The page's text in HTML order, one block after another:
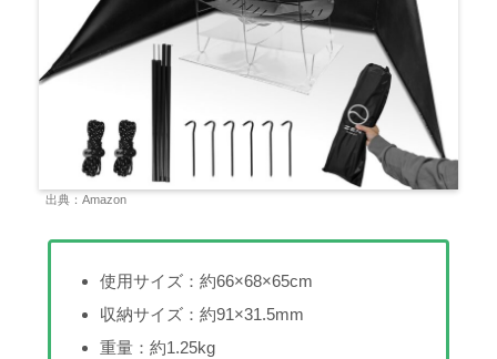
出典：Amazon
使用サイズ：約66×68×65cm
収納サイズ：約91×31.5mm
重量：約1.25kg